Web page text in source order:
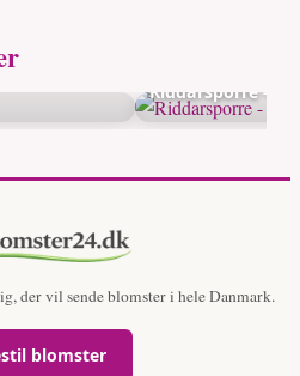
Riddarsporre -
der vil sende blomster i hele Danmark.
blomster